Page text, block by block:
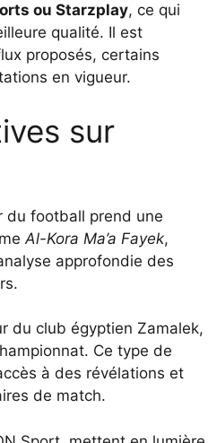
ou Starzplay, ce qui
qualité. Il est
proposés, certains
en vigueur.
sur
du football prend une
Al-Kora Ma’a Fayek,
approfondie des
du club égyptien Zamalek,
Ce type de
à des révélations et
de match.